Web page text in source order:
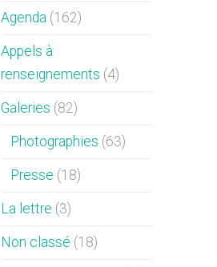
Agenda (162)
Appels à
renseignements (4)
Galeries (82)
Photographies (63)
Presse (18)
La lettre (3)
Non classé (18)